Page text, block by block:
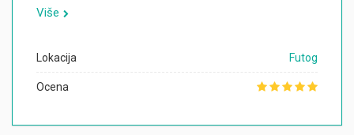
Više
Lokacija Futog
Ocena